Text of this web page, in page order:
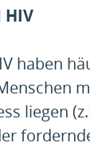
HIV
haben
liegen